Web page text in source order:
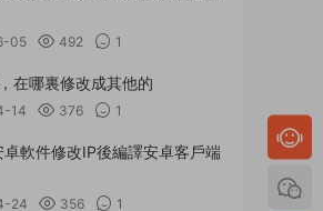
05 492 1
在哪裏修改成其他的
14 376 1
軟件修改IP後編譯安卓客戶端
24 356 1